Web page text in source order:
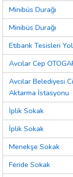
Minibüs Durağı
Minibüs Durağı
Etibank Tesisleri
Avcılar Cep
Avcılar Belediyesi
Aktarma İstasyonu
İplik Sokak
İplik Sokak
Menekşe Sokak
Feride Sokak